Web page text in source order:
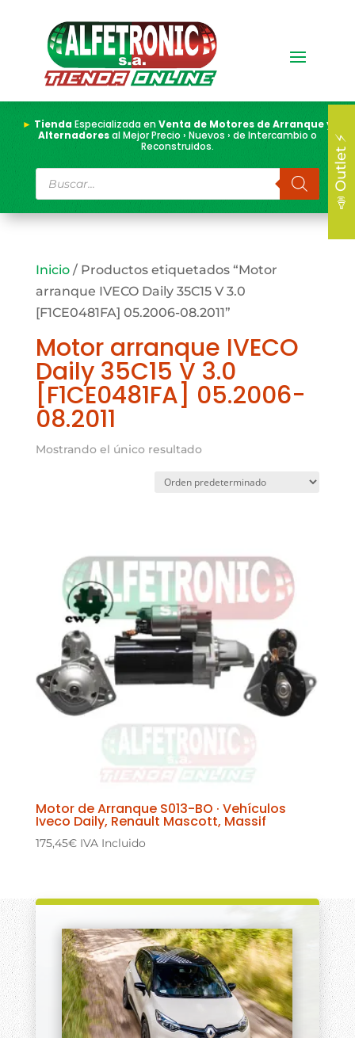
► TiendaEspecializada enVenta de Motores de Arranque y
Alternadoresal Mejor Precio › Nuevos › de Intercambio o
Reconstruidos.
Búsqueda
de
productos
Inicio/ Productos etiquetados “Motor
arranque IVECO Daily 35C15 V 3.0
[F1CE0481FA] 05.2006-08.2011”
Motor arranque IVECO
Daily 35C15 V 3.0
[F1CE0481FA] 05.2006-
08.2011
Mostrando el único resultado
Motor de Arranque S013-BO · Vehículos
Iveco Daily, Renault Mascott, Massif
175,45€ IVA Incluido
📣 Outlet ⚡